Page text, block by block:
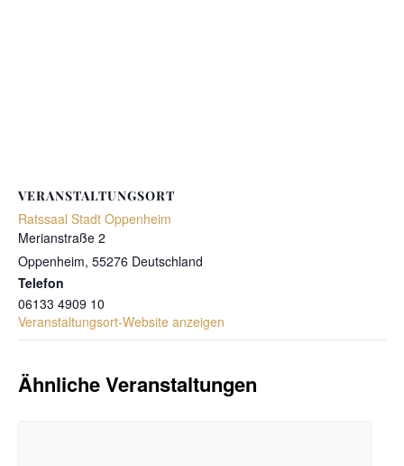
VERANSTALTUNGSORT
Ratssaal Stadt Oppenheim
Merianstraße 2
Oppenheim, 55276 Deutschland
Telefon
06133 4909 10
Veranstaltungsort-Website anzeigen
Ähnliche Veranstaltungen